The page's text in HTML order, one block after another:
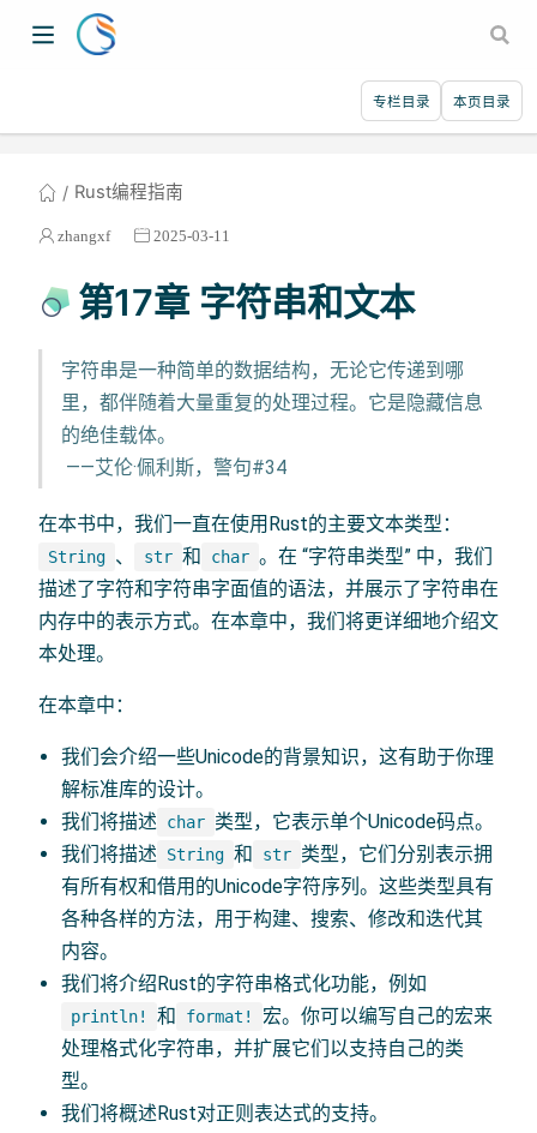
专栏目录 本页目录
Rust编程指南
zhangxf 2025-03-11
第17章 字符串和文本
字符串是一种简单的数据结构，无论它传递到哪
里，都伴随着大量重复的处理过程。它是隐藏信息
的绝佳载体。
​ ——艾伦·佩利斯，警句#34
在本书中，我们一直在使用Rust的主要文本类型：
String 、 str 和 char 。在 “字符串类型” 中，我们
描述了字符和字符串字面值的语法，并展示了字符串在
内存中的表示方式。在本章中，我们将更详细地介绍文
本处理。
在本章中：
我们会介绍一些Unicode的背景知识，这有助于你理
解标准库的设计。
我们将描述 char 类型，它表示单个Unicode码点。
我们将描述 String 和 str 类型，它们分别表示拥
有所有权和借用的Unicode字符序列。这些类型具有
各种各样的方法，用于构建、搜索、修改和迭代其
内容。
我们将介绍Rust的字符串格式化功能，例如
println! 和 format!
宏。你可以编写自己的宏来
处理格式化字符串，并扩展它们以支持自己的类
型。
我们将概述Rust对正则表达式的支持。